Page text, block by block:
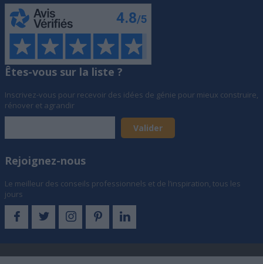
Êtes-vous sur la liste ?
Inscrivez-vous pour recevoir des idées de génie pour mieux construire,
rénover et agrandir
Rejoignez-nous
Le meilleur des conseils professionnels et de l’inspiration, tous les
jours